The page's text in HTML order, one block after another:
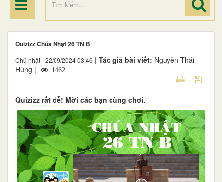
Quizizz Chúa Nhật 26 TN B
Chủ nhật - 22/09/2024 03:46 | Tác giả bài viết: Nguyễn Thái
Hùng |
1462
Quizizz rất dễ! Mời các bạn cùng chơi.